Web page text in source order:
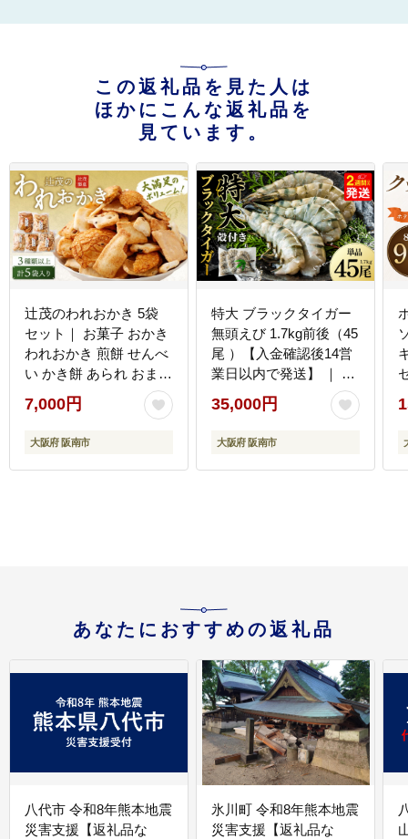
この返礼品を見た人は
ほかにこんな返礼品を
見ています。
辻茂のわれおかき 5袋
セット｜ お菓子 おかき
われおかき 煎餅 せんべ
い かき餅 あられ おまか
せ 詰合せ セット
7,000円
大阪府 阪南市
特大 ブラックタイガー
無頭えび 1.7kg前後（45
尾 ）【入金確認後14営
業日以内で発送】 ｜ 海
老 えび エビ ブラックタ
イガー 海鮮 魚介 殻付き
冷凍 大阪府 阪南市
35,000円
大阪府 阪南市
あなたにおすすめの返礼品
八代市 令和8年熊本地震
災害支援【返礼品な
氷川町 令和8年熊本地震
災害支援【返礼品な